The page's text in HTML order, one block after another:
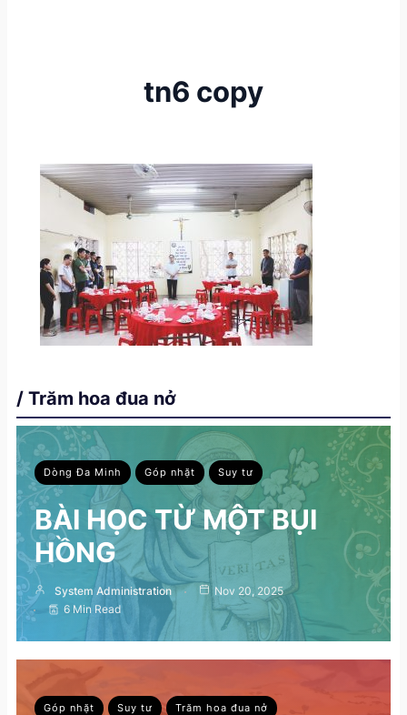
tn6 copy
/ Trăm hoa đua nở
Dòng Đa Minh Góp nhặt Suy tư
BÀI HỌC TỪ MỘT BỤI
HỒNG
System Administration
Nov 20, 2025
6 Min Read
Góp nhặt Suy tư Trăm hoa đua nở